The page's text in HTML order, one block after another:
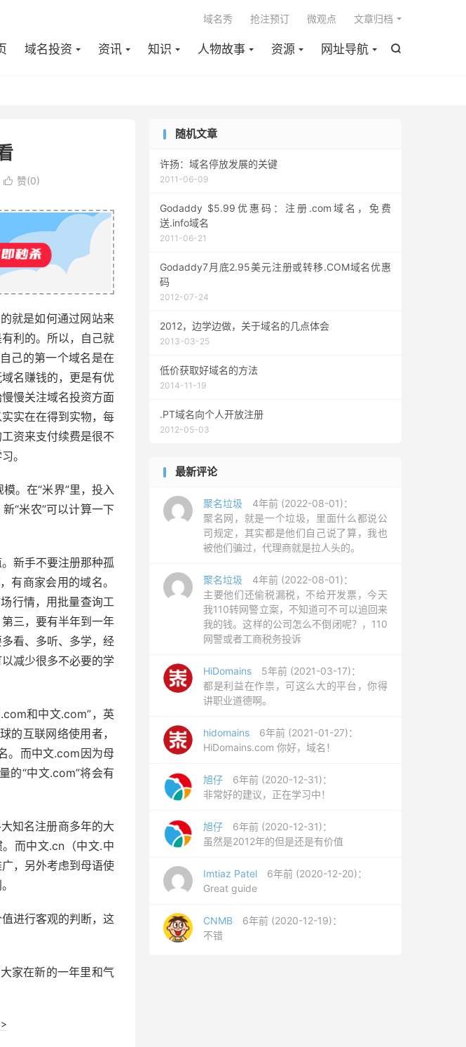

域名投资 资讯 知识 人物故事 资源 网址导航
域名秀 抢注预订 微观点 文章归档
 赞(0)
就是如何通过网站来
利的。所以，自己就
己的第一个域名是在
名赚钱的，更是有优
慢关注域名投资方面
实在在得到实物，每
资来支付续费是很不
。
。在“米界”里，投入
“米农”可以计算一下
新手不要注册那种孤
有商家会用的域名。
行情，用批量查询工
三，要有半年到一年
看、多听、多学，经
减少很多不必要的学
和中文.com”，英
的互联网络使用者，
。而中文.com因为母
的“中文.com”将会有
知名注册商多年的大
而中文.cn（中文.中
，另外考虑到母语使
进行客观的判断，这
家在新的一年里和气
随机文章
许扬：域名停放发展的关键
2011-06-09
Godaddy $5.99优惠码：注册.com域名，免费
送.info域名
2011-06-21
Godaddy7月底2.95美元注册或转移.COM域名优惠
码
2012-07-24
2012，边学边做，关于域名的几点体会
2013-03-25
低价获取好域名的方法
2014-11-19
.PT域名向个人开放注册
2012-05-03
最新评论
聚名垃圾
4年前 (2022-08-01)：
聚名网，就是一个垃圾，里面什么都说公
司规定，其实都是他们自己说了算，我也
被他们骗过，代理商就是拉人头的。
聚名垃圾
4年前 (2022-08-01)：
主要他们还偷税漏税，不给开发票，今天
我110转网警立案，不知道可不可以追回来
我的钱。这样的公司怎么不倒闭呢？，110
网警或者工商税务投诉
HiDomains
5年前 (2021-03-17)：
都是利益在作祟，可这么大的平台，你得
讲职业道德啊。
hidomains
6年前 (2021-01-27)：
HiDomains.com 你好，域名！
旭仔
6年前 (2020-12-31)：
非常好的建议，正在学习中！
旭仔
6年前 (2020-12-31)：
虽然是2012年的但是还是有价值
Imtiaz Patel
6年前 (2020-12-20)：
Great guide
CNMB
6年前 (2020-12-19)：
不错